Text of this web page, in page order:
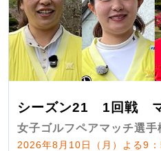
シーズン21 1回戦
女子ゴルフペアマッチ選手
2026年8月10日（月）よる9